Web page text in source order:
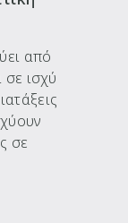
από
σε ισχύ
σε